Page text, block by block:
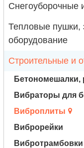
Тепловые пушки,
оборудование
Строительные и
Бетономешалки,
Вибраторы для
Виброплиты
Виброрейки
Вибротрамбовки